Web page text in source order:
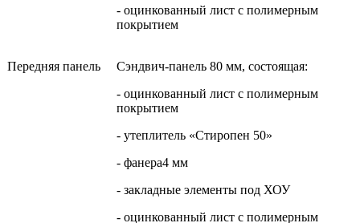
- оцинкованный лист с полимерным
покрытием
Передняя панель
Сэндвич-панель 80 мм, состоящая:
- оцинкованный лист с полимерным
покрытием
- утеплитель «Стиропен 50»
- фанера4 мм
- закладные элементы под ХОУ
- оцинкованный лист с полимерным